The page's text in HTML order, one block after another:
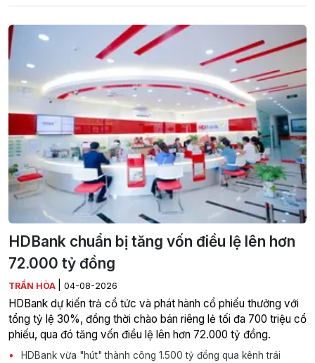
HDBank chuẩn bị tăng vốn điều lệ lên hơn
72.000 tỷ đồng
TRẦN HÒA 04-08-2026
HDBank dự kiến trả cổ tức và phát hành cổ phiếu thưởng với
tổng tỷ lệ 30%, đồng thời chào bán riêng lẻ tối đa 700 triệu cổ
phiếu, qua đó tăng vốn điều lệ lên hơn 72.000 tỷ đồng.
HDBank vừa "hút" thành công 1.500 tỷ đồng qua kênh trái